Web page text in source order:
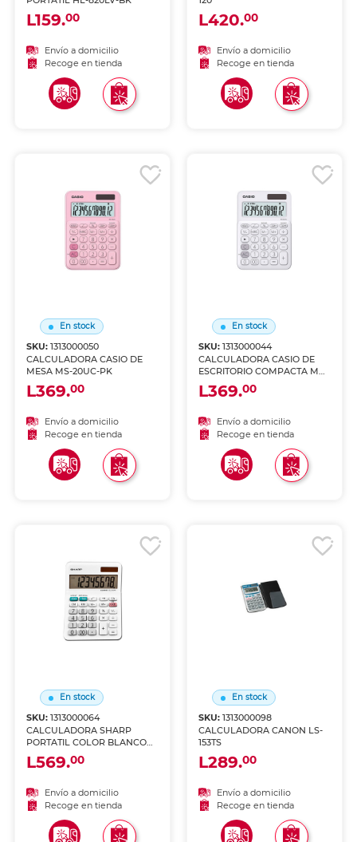
L159.00
Envío a domicilio
Recoge en tienda
L420.00
Envío a domicilio
Recoge en tienda
En stock
SKU:1313000050
CALCULADORA CASIO DE
MESA MS-20UC-PK
L369.00
Envío a domicilio
Recoge en tienda
En stock
SKU: 1313000044
CALCULADORA CASIO DE
ESCRITORIO COMPACTA MS-
20UC-WE
L369.00
Envío a domicilio
Recoge en tienda
En stock
SKU:1313000064
CALCULADORA SHARP
PORTATIL COLOR BLANCO
EL-310WB
L569.00
Envío a domicilio
Recoge en tienda
En stock
SKU: 1313000098
CALCULADORA CANON LS-
153TS
L289.00
Envío a domicilio
Recoge en tienda